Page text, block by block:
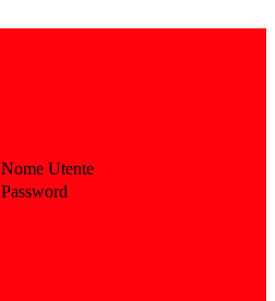
Nome Utente
Password